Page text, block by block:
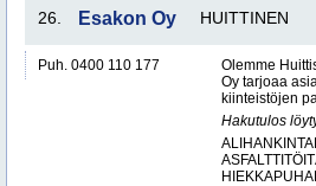
26. Esakon Oy HUITTINEN
Puh. 0400 110 177
Olemme
Oy tarjoaa
kiinteistöjen
Hakutulos